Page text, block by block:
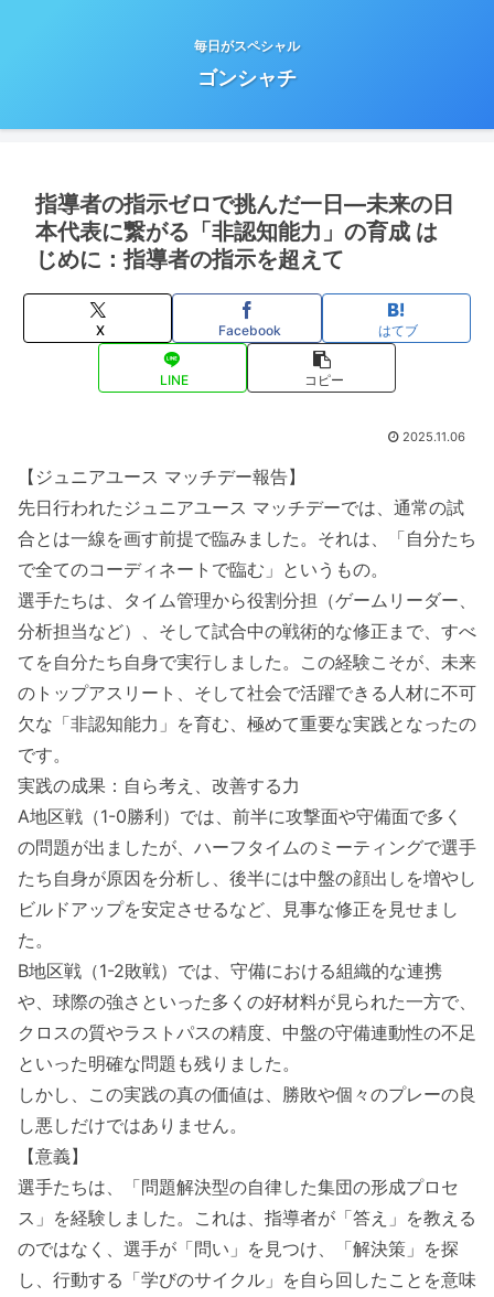
毎日がスペシャル
ゴンシャチ
指導者の指示ゼロで挑んだ一日—未来の日
本代表に繋がる「非認知能力」の育成 は
じめに：指導者の指示を超えて
X Facebook はてブ
LINE コピー
2025.11.06
【ジュニアユース マッチデー報告】
先日行われたジュニアユース マッチデーでは、通常の試
合とは一線を画す前提で臨みました。それは、「自分たち
で全てのコーディネートで臨む」というもの。
選手たちは、タイム管理から役割分担（ゲームリーダー、
分析担当など）、そして試合中の戦術的な修正まで、すべ
てを自分たち自身で実行しました。この経験こそが、未来
のトップアスリート、そして社会で活躍できる人材に不可
欠な「非認知能力」を育む、極めて重要な実践となったの
です。
実践の成果：自ら考え、改善する力
A地区戦（1-0勝利）では、前半に攻撃面や守備面で多く
の問題が出ましたが、ハーフタイムのミーティングで選手
たち自身が原因を分析し、後半には中盤の顔出しを増やし
ビルドアップを安定させるなど、見事な修正を見せまし
た。
B地区戦（1-2敗戦）では、守備における組織的な連携
や、球際の強さといった多くの好材料が見られた一方で、
クロスの質やラストパスの精度、中盤の守備連動性の不足
といった明確な問題も残りました。
しかし、この実践の真の価値は、勝敗や個々のプレーの良
し悪しだけではありません。
【意義】
選手たちは、「問題解決型の自律した集団の形成プロセ
ス」を経験しました。これは、指導者が「答え」を教える
のではなく、選手が「問い」を見つけ、「解決策」を探
し、行動する「学びのサイクル」を自ら回したことを意味